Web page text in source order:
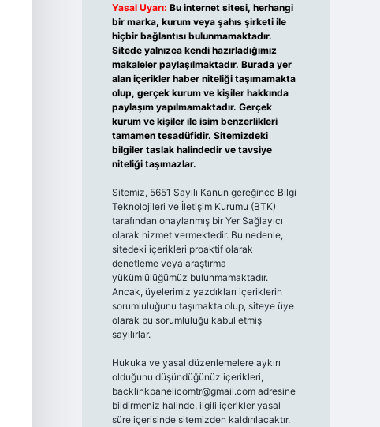
Yasal Uyarı: Bu internet sitesi, herhangi
bir marka, kurum veya şahıs şirketi ile
hiçbir bağlantısı bulunmamaktadır.
Sitede yalnızca kendi hazırladığımız
makaleler paylaşılmaktadır. Burada yer
alan içerikler haber niteliği taşımamakta
olup, gerçek kurum ve kişiler hakkında
paylaşım yapılmamaktadır. Gerçek
kurum ve kişiler ile isim benzerlikleri
tamamen tesadüfidir. Sitemizdeki
bilgiler taslak halindedir ve tavsiye
niteliği taşımazlar.
Sitemiz, 5651 Sayılı Kanun gereğince Bilgi
Teknolojileri ve İletişim Kurumu (BTK)
tarafından onaylanmış bir Yer Sağlayıcı
olarak hizmet vermektedir. Bu nedenle,
sitedeki içerikleri proaktif olarak
denetleme veya araştırma
yükümlülüğümüz bulunmamaktadır.
Ancak, üyelerimiz yazdıkları içeriklerin
sorumluluğunu taşımakta olup, siteye üye
olarak bu sorumluluğu kabul etmiş
sayılırlar.
Hukuka ve yasal düzenlemelere aykırı
olduğunu düşündüğünüz içerikleri,
backlinkpanelicomtr@gmail.comadresine
bildirmeniz halinde, ilgili içerikler yasal
süre içerisinde sitemizden kaldırılacaktır.